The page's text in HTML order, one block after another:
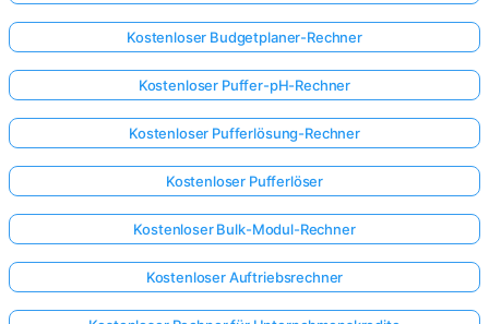
Kostenloser Budgetplaner-Rechner
Kostenloser Puffer-pH-Rechner
Kostenloser Pufferlösung-Rechner
Kostenloser Pufferlöser
Kostenloser Bulk-Modul-Rechner
Kostenloser Auftriebsrechner